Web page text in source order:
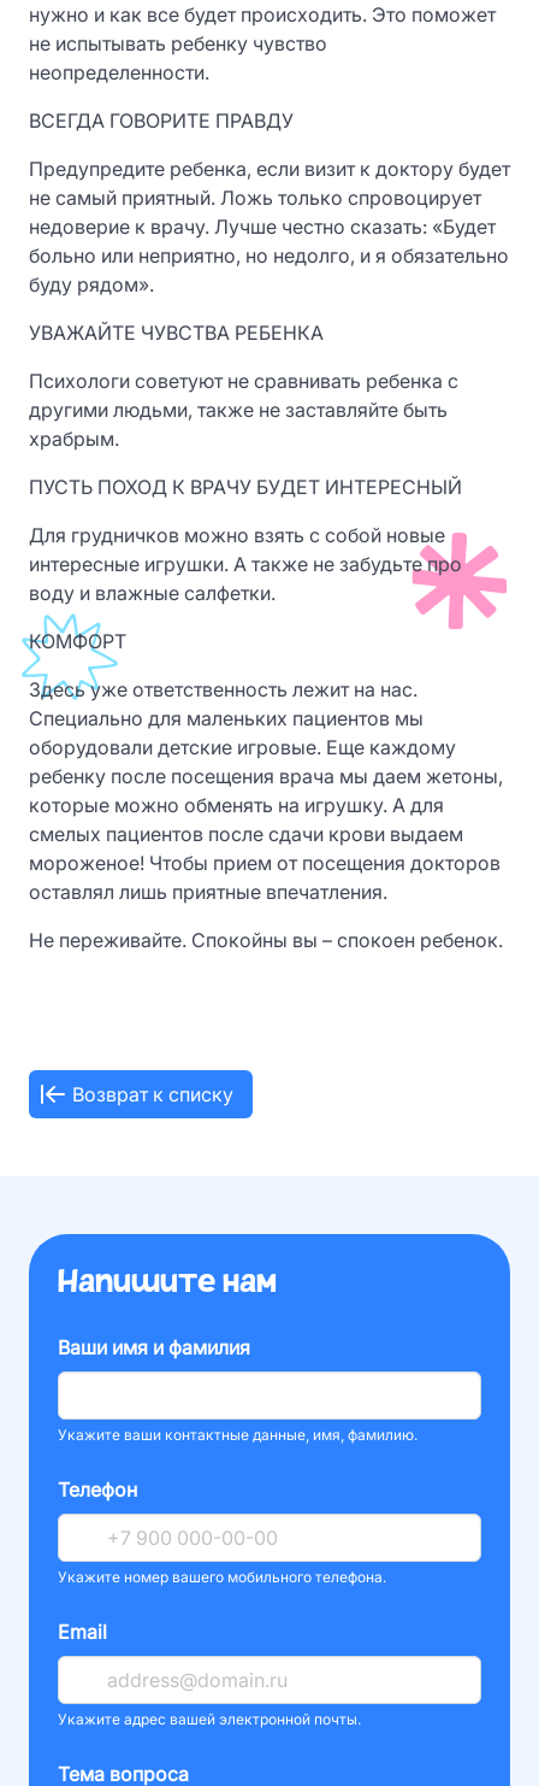
нужно и как все будет происходить. Это поможет
не испытывать ребенку чувство
неопределенности.
ВСЕГДА ГОВОРИТЕ ПРАВДУ
Предупредите ребенка, если визит к доктору будет
не самый приятный. Ложь только спровоцирует
недоверие к врачу. Лучше честно сказать: «Будет
больно или неприятно, но недолго, и я обязательно
буду рядом».
УВАЖАЙТЕ ЧУВСТВА РЕБЕНКА
Психологи советуют не сравнивать ребенка с
другими людьми, также не заставляйте быть
храбрым.
ПУСТЬ ПОХОД К ВРАЧУ БУДЕТ ИНТЕРЕСНЫЙ
Для грудничков можно взять с собой новые
интересные игрушки. А также не забудьте про
воду и влажные салфетки.
КОМФОРТ
Здесь уже ответственность лежит на нас.
Специально для маленьких пациентов мы
оборудовали детские игровые. Еще каждому
ребенку после посещения врача мы даем жетоны,
которые можно обменять на игрушку. А для
смелых пациентов после сдачи крови выдаем
мороженое! Чтобы прием от посещения докторов
оставлял лишь приятные впечатления.
Не переживайте. Спокойны вы – спокоен ребенок.
Возврат к списку
Напишите нам
Ваши имя и фамилия
Укажите ваши контактные данные, имя, фамилию.
Телефон
Укажите номер вашего мобильного телефона.
Email
Укажите адрес вашей электронной почты.
Тема вопроса